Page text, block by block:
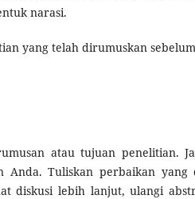
narasi.
yang telah dirumuskan
atau tujuan penelitian.
Tuliskan perbaikan yang
diskusi lebih lanjut, ulangi